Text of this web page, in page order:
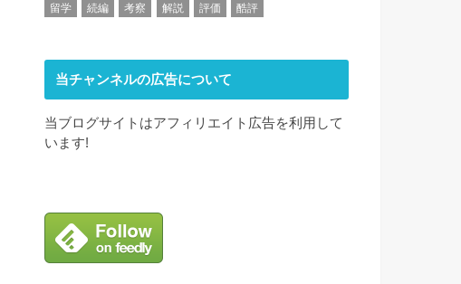
留学
続編 考察 解説 評価 酷評
当チャンネルの広告について
当ブログサイトはアフィリエイト広告を利用して
います!